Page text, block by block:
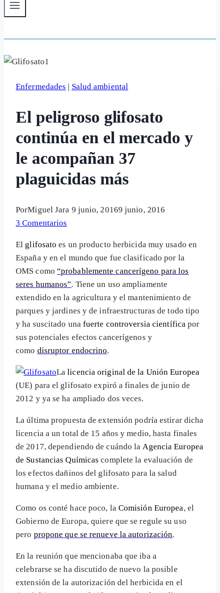
Enfermedades | Salud ambiental
El peligroso glifosato
continúa en el mercado y
le acompañan 37
plaguicidas más
PorMiguel Jara 9 junio, 20169 junio, 2016
3 Comentarios
El glifosato es un producto herbicida muy usado en
España y en el mundo que fue clasificado por la
OMS como “probablemente cancerígeno para los
seres humanos”. Tiene un uso ampliamente
extendido en la agricultura y el mantenimiento de
parques y jardines y de infraestructuras de todo tipo
y ha suscitado una fuerte controversia científica por
sus potenciales efectos cancerígenos y
como disruptor endocrino.
Lalicencia original de la Unión Europea
(UE) para el glifosato expiró a finales de junio de
2012 y ya se ha ampliado dos veces.
La última propuesta de extensión podría estirar dicha
licencia a un total de 15 años y medio, hasta finales
de 2017, dependiendo de cuándo laAgencia Europea
de Sustancias Químicas complete la evaluación de
los efectos dañinos del glifosato para la salud
humana y el medio ambiente.
Como os conté hace poco, la Comisión Europea, el
Gobierno de Europa, quiere que se regule su uso
pero propone que se renueve la autorización.
En la reunión que mencionaba que iba a
celebrarse se ha discutido de nuevo la posible
extensión de la autorización del herbicida en el